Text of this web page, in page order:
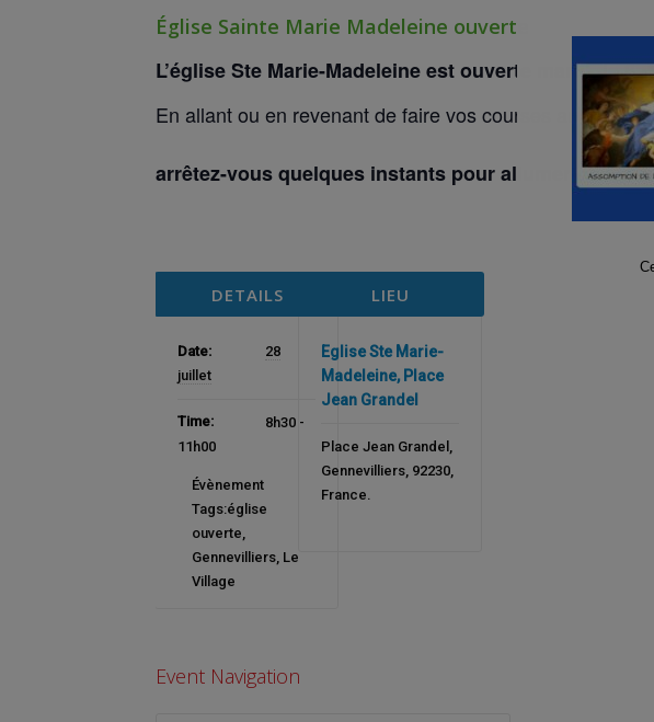
Église Sainte Marie Madeleine ouverte
L’église Ste Marie-Madeleine estouverte
mardi de
En allant ou en revenant de faire vos courses au
arrêtez-vous quelques instants pour allumer un
DETAILS
Date:
28
juillet
Time:
8h30 -
11h00
Évènement
Tags:église
ouverte
Gennevilliers Le
Village
LIEU
Eglise Ste Marie-
Madeleine, Place
Jean Grandel
Place Jean Grandel,
Gennevilliers, 92230,
France
Event Navigation